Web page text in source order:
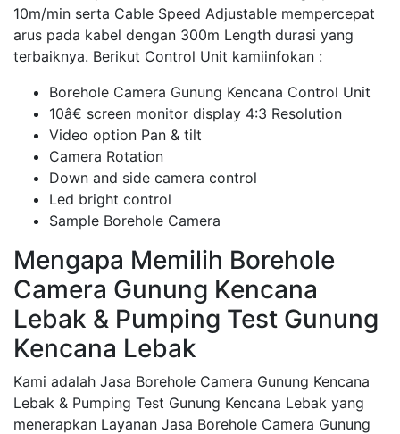
10m/min serta Cable Speed Adjustable mempercepat
arus pada kabel dengan 300m Length durasi yang
terbaiknya. Berikut Control Unit kamiinfokan :
Borehole Camera Gunung Kencana Control Unit
10â€ screen monitor display 4:3 Resolution
Video option Pan & tilt
Camera Rotation
Down and side camera control
Led bright control
Sample Borehole Camera
Mengapa Memilih Borehole
Camera Gunung Kencana
Lebak & Pumping Test Gunung
Kencana Lebak
Kami adalah Jasa Borehole Camera Gunung Kencana
Lebak & Pumping Test Gunung Kencana Lebak yang
menerapkan Layanan Jasa Borehole Camera Gunung